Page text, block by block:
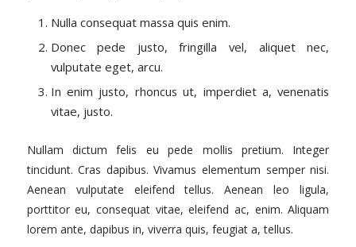
Nulla consequat massa quis enim.
Donec pede justo, fringilla vel, aliquet nec,
vulputate eget, arcu.
In enim justo, rhoncus ut, imperdiet a, venenatis
vitae, justo.
Nullam dictum felis eu pede mollis pretium. Integer
tincidunt. Cras dapibus. Vivamus elementum semper nisi.
Aenean vulputate eleifend tellus. Aenean leo ligula,
porttitor eu, consequat vitae, eleifend ac, enim. Aliquam
lorem ante, dapibus in, viverra quis, feugiat a, tellus.